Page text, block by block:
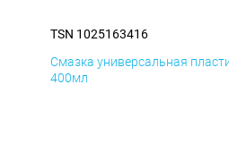
TSN 1025163416
Смазка универсальная
400мл